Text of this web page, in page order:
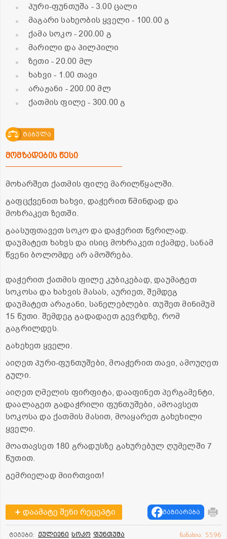
პური-ფუნთუშა - 3.00 ცალი
მაგარი სახეობის ყველი- 100.00 გ
ქამა სოკო- 200.00 გ
მარილი და პილპილი
ზეთი - 20.00 მლ
ხახვი- 1.00 თავი
არაჟანი - 200.00 მლ
ქათმის ფილე- 300.00 გ
ტაბულა
მომზადების წესი
მოხარშეთ ქათმის ფილე მარილწყალში.
გაფცქვენით ხახვი, დაჭერით წმინდად და
მოხრაკეთ ზეთში.
გაასუფთავეთ სოკო და დაჭერით წვრილად.
დაუმატეთ ხახვს და ისიც მოხრაკეთ იქამდე, სანამ
წვენი ბოლომდე არ ამოშრება.
დაჭერით ქათმის ფილე კუბიკებად, დაუმატეთ
სოკოსა და ხახვის მასას, აურიეთ, შემდეგ
დაუმატეთ არაჟანი, სანელებლები. თუშეთ მინიმუმ
15 წუთი. შემდეგ გადადაეთ გევრდზე, რომ
გაგრილდეს.
გახეხეთ ყველი.
აიღეთ პური-ფუნთუშები, მოაჭერით თავი, ამოუღეთ
გული.
აიღეთ ღმელის ფირფიტა, დააფინეთ პერგამენტი,
დაალაგეთ გადაჭრილი ფუნთუშები, ამოავსეთ
სოკოსა და ქათმის მასით, მოაყარეთ გახეხილი
ყველი.
მოათავსეთ 180 გრადუსზე გახურებულ ღუმელში 7
წუთით.
გემრიელად მიირთვით!
დაამატე შენი რეცეპტი გაზიარება
ტეგები: ჟულიენი სოკო ფუნთუშა ნანახია: 5596